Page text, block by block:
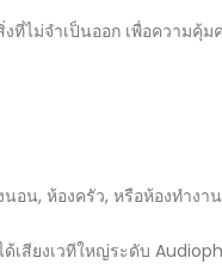
ที่ไม่จำเป็นออก เพื่อความคุ้ม
น, ห้องครัว, หรือห้องทำง
สียงเวทีใหญ่ระดับ